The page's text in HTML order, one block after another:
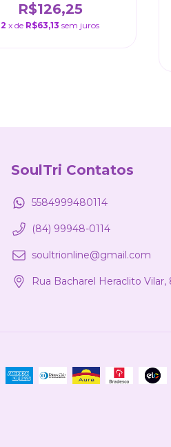
R$126,25
2 x de R$63,13 sem juros
SoulTri Contatos
5584999480114
(84) 99948-0114
soultrionline@gmail.com
Rua Bacharel Heraclito Vilar,